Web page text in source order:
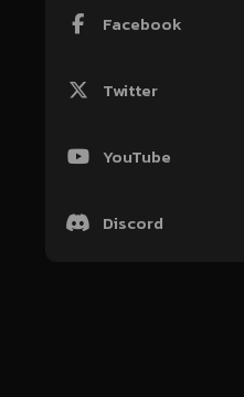
Facebook
Twitter
YouTube
Discord